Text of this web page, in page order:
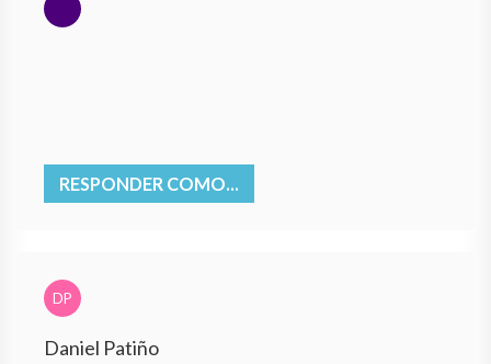
RESPONDER COMO...
DP
Daniel Patiño